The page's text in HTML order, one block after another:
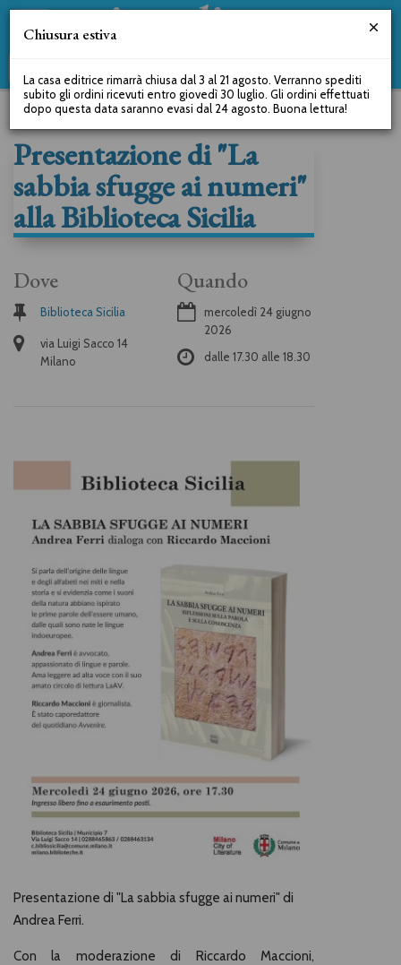
Presentazione di "La
sabbia sfugge ai numeri"
alla Biblioteca Sicilia
Dove
Biblioteca Sicilia
via Luigi Sacco 14
Milano
Quando
mercoledì 24 giugno
2026
dalle 17.30 alle 18.30
Presentazione di "La sabbia sfugge ai numeri" di
Andrea Ferri.
Con la moderazione di Riccardo Maccioni,
Chiusura estiva
La casa editrice rimarrà chiusa dal 3 al 21 agosto. Verranno spediti
subito gli ordini ricevuti entro giovedì 30 luglio. Gli ordini effettuati
dopo questa data saranno evasi dal 24 agosto. Buona lettura!